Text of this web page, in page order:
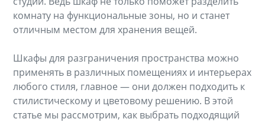
комнату на функциональные зоны, но и станет
отличным местом для хранения вещей.
Шкафы для разграничения пространства можно
применять в различных помещениях и интерьерах
любого стиля, главное — они должен подходить к
стилистическому и цветовому решению. В этой
статье мы рассмотрим, как выбрать подходящий